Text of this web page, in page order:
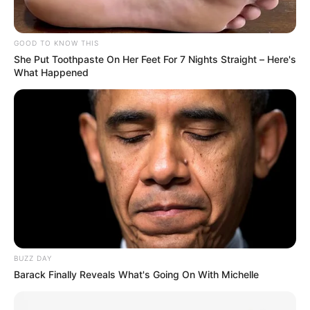
Jenny Andrea Ortegón, vendedora informal de esta
zona de la capital del Tolima, aseguró que la situación es
preocupante ya que las ventas van en descenso.
“Desde que cerraron la Clínica las ventas han bajado en
un 80% y las que hay no compensan
para lo que se
GOOD TO KNOW THIS
She Put Toothpaste On Her Feet For 7 Nights Straight – Here's
What Happened
BUZZ DAY
Barack Finally Reveals What's Going On With Michelle